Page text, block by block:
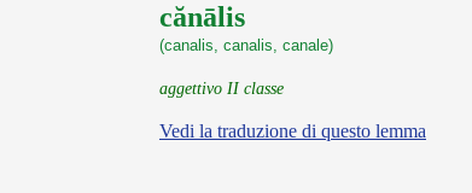
cănālis
(canalis, canalis, canale)
aggettivo II classe
Vedi la traduzione di questo lemma